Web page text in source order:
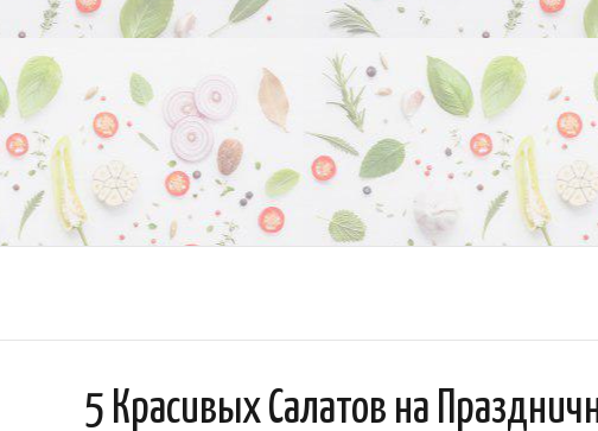
5 Красивых Салатов на